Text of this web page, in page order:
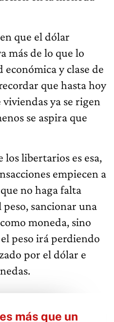
que el dólar
más de lo que lo
y clase de
que hasta hoy
ya se rigen
se aspira que
los libertarios es esa,
empiecen a
no haga falta
sancionar una
moneda, sino
peso irá perdiendo
por el dólar e
más que un